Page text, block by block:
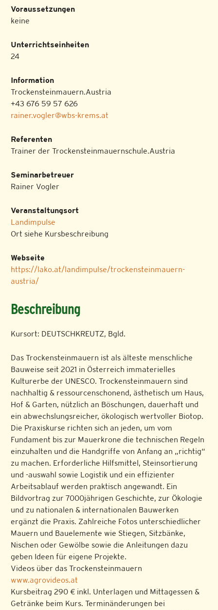
Voraussetzungen
keine
Unterrichtseinheiten
24
Information
Trockensteinmauern.Austria
+43 676 59 57 626
rainer.vogler@wbs-krems.at
Referenten
Trainer der Trockensteinmauernschule.Austria
Seminarbetreuer
Rainer Vogler
Veranstaltungsort
Landimpulse
Ort siehe Kursbeschreibung
Webseite
https://lako.at/landimpulse/trockensteinmauern-
austria/
Beschreibung
Kursort: DEUTSCHKREUTZ, Bgld.
Das Trockensteinmauern ist als älteste menschliche
Bauweise seit 2021 in Österreich immaterielles
Kulturerbe der UNESCO. Trockensteinmauern sind
nachhaltig & ressourcenschonend, ästhetisch um Haus,
Hof & Garten, nützlich an Böschungen, dauerhaft und
ein abwechslungsreicher, ökologisch wertvoller Biotop.
Die Praxiskurse richten sich an jeden, um vom
Fundament bis zur Mauerkrone die technischen Regeln
einzuhalten und die Handgriffe von Anfang an „richtig“
zu machen. Erforderliche Hilfsmittel, Steinsortierung
und -auswahl sowie Logistik und ein effizienter
Arbeitsablauf werden praktisch angewandt. Ein
Bildvortrag zur 7000jährigen Geschichte, zur Ökologie
und zu nationalen & internationalen Bauwerken
ergänzt die Praxis. Zahlreiche Fotos unterschiedlicher
Mauern und Bauelemente wie Stiegen, Sitzbänke,
Nischen oder Gewölbe sowie die Anleitungen dazu
geben Ideen für eigene Projekte.
Videos über das Trockensteinmauern
www.agrovideos.at
Kursbeitrag 290 € inkl. Unterlagen und Mittagessen &
Getränke beim Kurs. Terminänderungen bei